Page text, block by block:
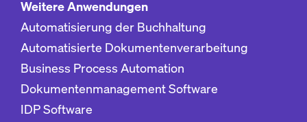
Weitere Anwendungen
Automatisierung der Buchhaltung
Automatisierte Dokumentenverarbeitung
Business Process Automation
Dokumentenmanagement Software
IDP Software